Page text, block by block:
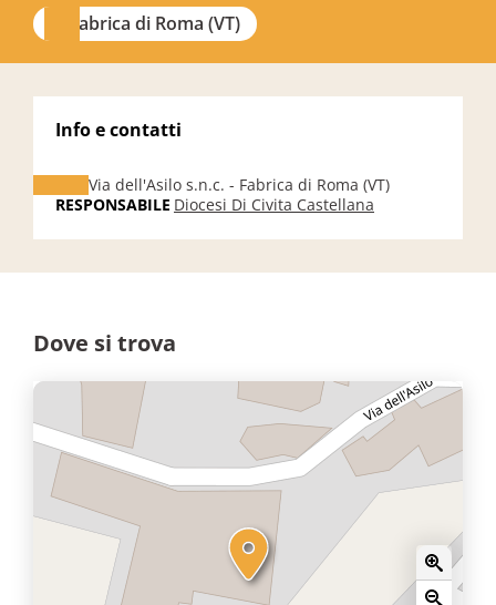
Fabrica di Roma (VT)
Info e contatti
Via dell'Asilo s.n.c. - Fabrica di Roma (VT)
RESPONSABILE Diocesi Di Civita Castellana
Dove si trova